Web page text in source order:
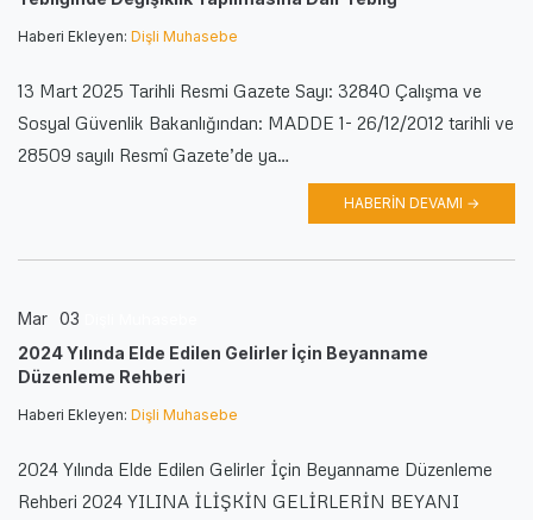
Haberi Ekleyen: Dişli Muhasebe
13 Mart 2025 Tarihli Resmi Gazete Sayı: 32840 Çalışma ve
Sosyal Güvenlik Bakanlığından: MADDE 1- 26/12/2012 tarihli ve
28509 sayılı Resmî Gazete’de ya…
HABERIN DEVAMI →
Mar 03
2024 Yılında Elde Edilen Gelirler İçin Beyanname
Düzenleme Rehberi
Haberi Ekleyen: Dişli Muhasebe
2024 Yılında Elde Edilen Gelirler İçin Beyanname Düzenleme
Rehberi 2024 YILINA İLİŞKİN GELİRLERİN BEYANI